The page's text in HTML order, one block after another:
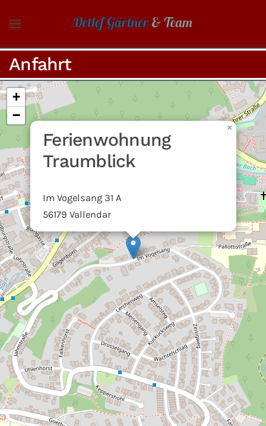
Skip to main content
Anfahrt
Ferienwohnung
Traumblick
Im Vogelsang 31 A
56179 Vallendar
×
+
−